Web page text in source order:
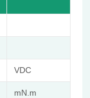
VDC
mN.m